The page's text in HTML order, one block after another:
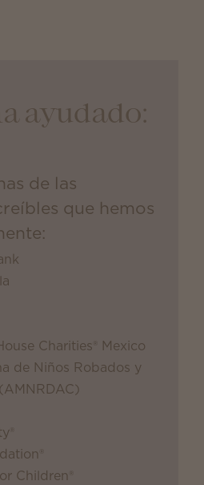
ayudado:
de las
que hemos
Charities® Mexico
de Niños Robados y
Children®